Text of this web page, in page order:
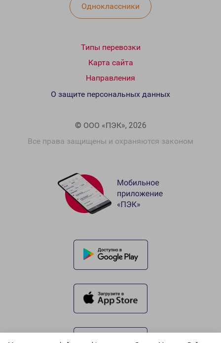
Одноклассники
Типы перевозки
Карта сайта
Направления
© ООО «ПЭК», 2026
Все права защищены и охраняются законом
О защите персональных данных